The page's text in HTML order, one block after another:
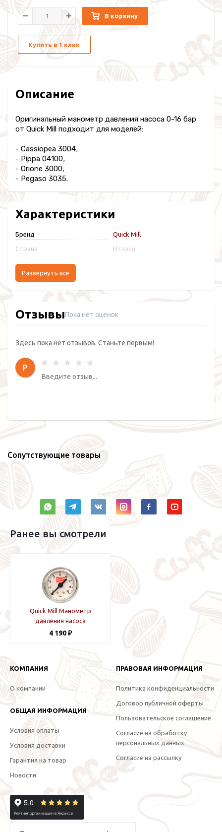
В корзину
Купить в 1 клик
Описание
Оригинальный манометр давления насоса 0-16 бар
от Quick Mill подходит для моделей:
- Cassiopea 3004;
- Pippa 04100;
- Orione 3000;
- Pegaso 3035.
Характеристики
Бренд Quick Mill
Страна Италия
Развернуть все
ОтзывыПока нет оценок
Здесь пока нет отзывов. Станьте первым!
Р
Сопутствующие товары
Ранее вы смотрели
Quick Mill Манометр
давления насоса
4 190 ₽
КОМПАНИЯ
О компании
ОБЩАЯ ИНФОРМАЦИЯ
Условия оплаты
Условия доставки
Гарантия на товар
Новости
ПРАВОВАЯ ИНФОРМАЦИЯ
Политика конфиденциальности
Договор публичной оферты
Пользовательское соглашение
Согласие на обработку
персональных данных
Согласие на рассылку